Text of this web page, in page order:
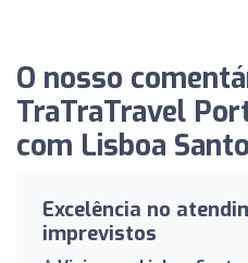
O nosso
TraTraTravel
com Lisboa
Excelência no
imprevistos